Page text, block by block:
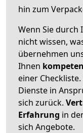
hin zum
Wenn Sie durch
nicht wissen,
übernehmen
Ihnen
einer Checkliste.
Dienste in
sich zurück.
Erfahrung in
sich Angebote.